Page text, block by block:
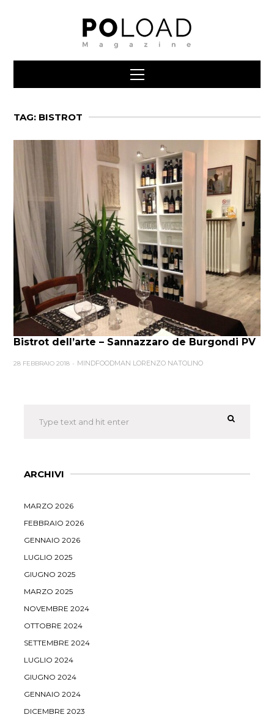
TAG: BISTROT
Bistrot dell’arte – Sannazzaro de Burgondi PV
28 FEBBRAIO 2018 MINDFOODMAN LORENZO NATOLINO
ARCHIVI
MARZO 2026
FEBBRAIO 2026
GENNAIO 2026
LUGLIO 2025
GIUGNO 2025
MARZO 2025
NOVEMBRE 2024
OTTOBRE 2024
SETTEMBRE 2024
LUGLIO 2024
GIUGNO 2024
GENNAIO 2024
DICEMBRE 2023